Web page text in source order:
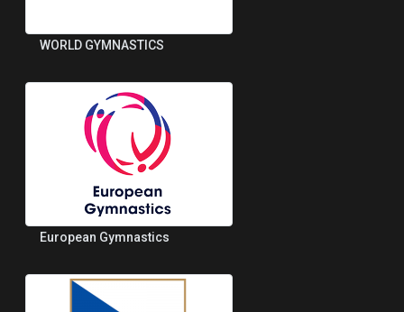
WORLD GYMNASTICS
European Gymnastics